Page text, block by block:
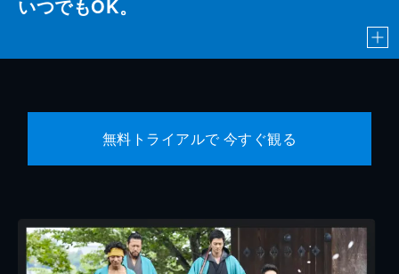
いつでもOK。
無料トライアルで 今すぐ観る